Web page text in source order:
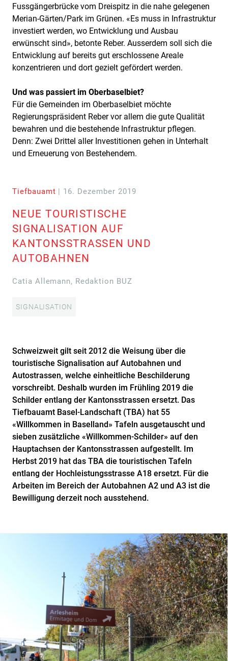
Fussgängerbrücke vom Dreispitz in die nahe gelegenen
Merian-Gärten/Park im Grünen. «Es muss in Infrastruktur
investiert werden, wo Entwicklung und Ausbau
erwünscht sind», betonte Reber. Ausserdem soll sich die
Entwicklung auf bereits gut erschlossene Areale
konzentrieren und dort gezielt gefördert werden.
Und was passiert im Oberbaselbiet?
Für die Gemeinden im Oberbaselbiet möchte
Regierungspräsident Reber vor allem die gute Qualität
bewahren und die bestehende Infrastruktur pflegen.
Denn: Zwei Drittel aller Investitionen gehen in Unterhalt
und Erneuerung von Bestehendem.
Tiefbauamt | 16. Dezember 2019
NEUE TOURISTISCHE
SIGNALISATION AUF
KANTONSSTRASSEN UND
AUTOBAHNEN
Catia Allemann, Redaktion BUZ
SIGNALISATION
Schweizweit gilt seit 2012 die Weisung über die
touristische Signalisation auf Autobahnen und
Autostrassen, welche einheitliche Beschilderung
vorschreibt. Deshalb wurden im Frühling 2019 die
Schilder entlang der Kantonsstrassen ersetzt. Das
Tiefbauamt Basel-Landschaft (TBA) hat 55
«Willkommen in Baselland» Tafeln ausgetauscht und
sieben zusätzliche «Willkommen-Schilder» auf den
Hauptachsen der Kantonsstrassen aufgestellt. Im
Herbst 2019 hat das TBA die touristischen Tafeln
entlang der Hochleistungsstrasse A18 ersetzt. Für die
Arbeiten im Bereich der Autobahnen A2 und A3 ist die
Bewilligung derzeit noch ausstehend.